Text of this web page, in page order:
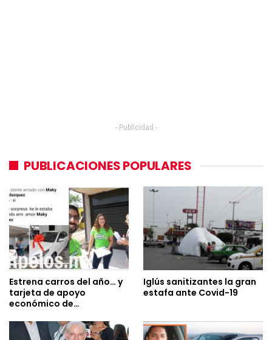
- Publicidad -
PUBLICACIONES POPULARES
Estrena carros del año… y
tarjeta de apoyo
económico de…
Iglús sanitizantes la gran
estafa ante Covid-19